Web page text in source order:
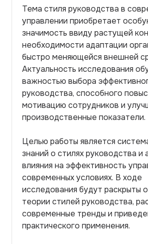
Тема стиля руководства в
управлении приобретает
значимость ввиду растущей
необходимости адаптации
быстро меняющейся внешней
Актуальность исследования
важностью выбора
руководства, способного
мотивацию сотрудников и
производственные показатели.
Целью работы является
знаний о стилях руководства и
влияния на эффективность
современных условиях. В ходе
исследования будут раскрыты
теории стилей руководства,
современные тренды и
практического применения.